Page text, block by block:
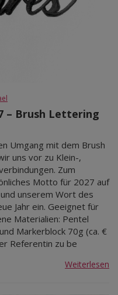
– Brush Lettering
Umgang mit dem Brush
uns vor zu Klein-,
Zum
Motto für 2027 auf
unserem Wort des
Jahr ein. Geeignet für
Materialien: Pentel
Markerblock 70g (ca. €
Referentin zu be
Weiterlesen